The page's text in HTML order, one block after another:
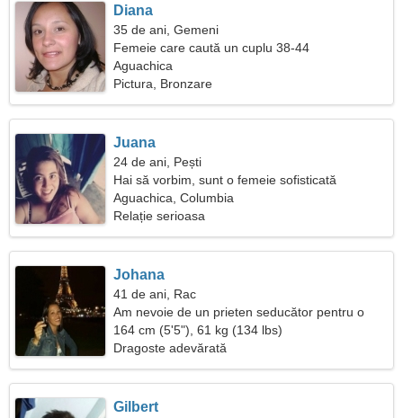
Diana
35 de ani, Gemeni
Femeie care caută un cuplu 38-44
Aguachica
Pictura, Bronzare
Juana
24 de ani, Pești
Hai să vorbim, sunt o femeie sofisticată
Aguachica, Columbia
Relație serioasa
Johana
41 de ani, Rac
Am nevoie de un prieten seducător pentru o
plimbare împreună
164 cm (5'5"), 61 kg (134 lbs)
Dragoste adevărată
Gilbert